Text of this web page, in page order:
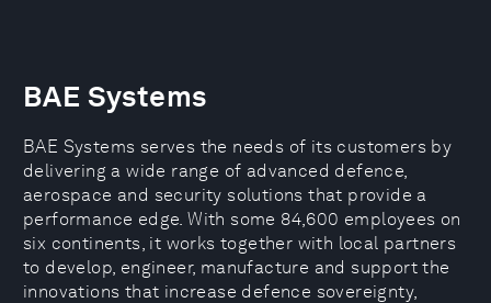
BAE Systems
BAE Systems serves the needs of its customers by
delivering a wide range of advanced defence,
aerospace and security solutions that provide a
performance edge. With some 84,600 employees on
six continents, it works together with local partners
to develop, engineer, manufacture and support the
innovations that increase defence sovereignty,